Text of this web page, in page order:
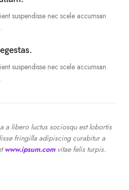
suspendisse nec scele accumsan
suspendisse nec scele accumsan
a libero luctus sociosqu est lobortis
fringilla adipiscing curabitur a
www.ipsum.comvitae felis turpis.